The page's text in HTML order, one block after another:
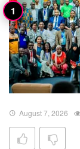
August 7, 2026